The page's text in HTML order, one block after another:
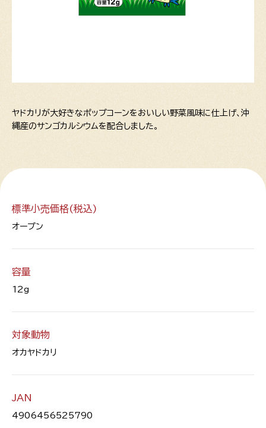
ヤドカリが大好きなポップコーンをおいしい野菜風味に仕上げ、沖
縄産のサンゴカルシウムを配合しました。
標準小売価格(税込)
オープン
容量
12g
対象動物
オカヤドカリ
JAN
4906456525790